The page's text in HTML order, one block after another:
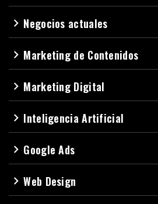
navigate_next Negocios actuales
navigate_next Marketing de Contenidos
navigate_next Marketing Digital
navigate_next Inteligencia Artificial
navigate_next Google Ads
navigate_nextWeb Design